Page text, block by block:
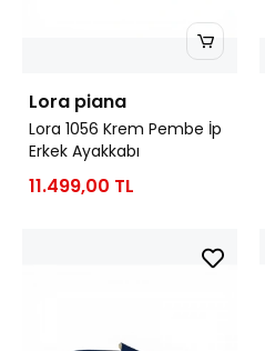
Lora piana
Lora 1056 Krem Pembe İp
Erkek Ayakkabı
11.499,00 TL